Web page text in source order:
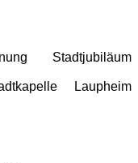
Stadtjubiläum
Laupheim